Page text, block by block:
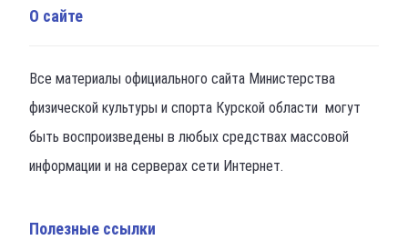
О сайте
Все материалы официального сайта Министерства
физической культуры и спорта Курской области могут
быть воспроизведены в любых средствах массовой
информации и на серверах сети Интернет.
Полезные ссылки